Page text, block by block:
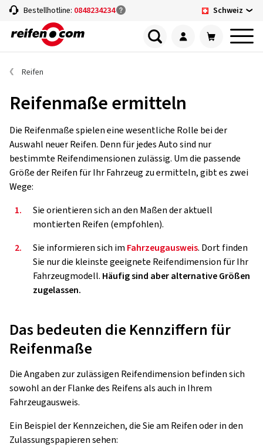
Bestellhotline: 0848234234 Schweiz
Reifen
Reifenmaße ermitteln
Die Reifenmaße spielen eine wesentliche Rolle bei der
Auswahl neuer Reifen. Denn für jedes Auto sind nur
bestimmte Reifendimensionen zulässig. Um die passende
Größe der Reifen für Ihr Fahrzeug zu ermitteln, gibt es zwei
Wege:
1.
Sie orientieren sich an den Maßen der aktuell
montierten Reifen (empfohlen).
2.
Sie informieren sich im Fahrzeugausweis. Dort finden
Sie nur die kleinste geeignete Reifendimension für Ihr
Fahrzeugmodell. Häufig sind aber alternative Größen
zugelassen.
Das bedeuten die Kennziffern für
Reifenmaße
Die Angaben zur zulässigen Reifendimension befinden sich
sowohl an der Flanke des Reifens als auch in Ihrem
Fahrzeugausweis.
Ein Beispiel der Kennzeichen, die Sie am Reifen oder in den
Zulassungspapieren sehen: